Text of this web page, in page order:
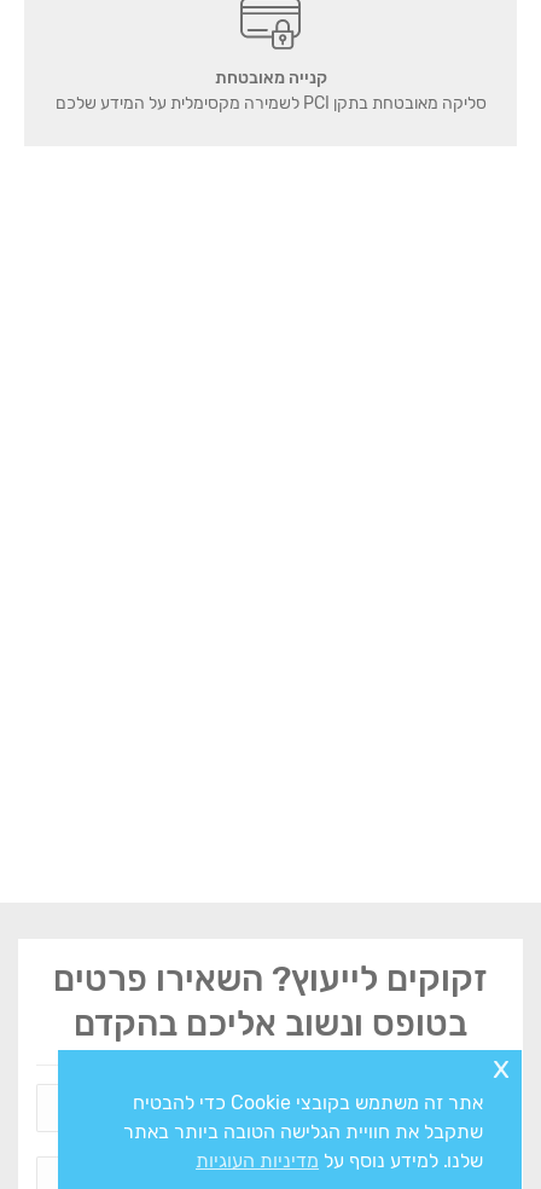
קנייה מאובטחת
סליקה מאובטחת בתקן PCI לשמירה מקסימלית על המידע שלכם
זקוקים לייעוץ? השאירו פרטים
בטופס ונשוב אליכם בהקדם
אתר זה משתמש בקובצי Cookie כדי להבטיח
שתקבל את חוויית הגלישה הטובה ביותר באתר
שלנו. למידע נוסף על מדיניות העוגיות
x